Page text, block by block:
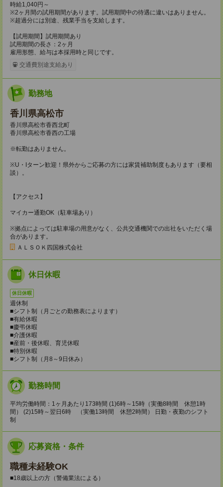
時給1,040円～
※2ヶ月間の試用期間があります。試用期間中の待遇に違いはありません。
※超過分には別途、残業手当を支給します。
【試用期間】試用期間あり
試用期間の長さ：2ヶ月
雇用形態、給与は本採用時と同じです。
交通費別途支給あり
勤務地
香川県高松市
香川県高松市香西北町
香川県高松市香西の工場
※転勤はありません。
※U・Iターン歓迎！県外からご応募の方には家賃補助制度もあります（要相
談）。
【アクセス】
マイカー通勤OK（駐車場あり）
※拠点によっては駐車場の用意がなく、公共交通機関での出社をいただく場
合があります。
ＡＬＳＯＫ四国株式会社
休日休暇
休日休暇
週休制
■シフト制（月ごとの勤務表によります）
■有給休暇
■慶弔休暇
■介護休暇
■産前・後休暇、育児休暇
■特別休暇
■シフト制（月8～9日休み）
勤務時間
平均労働時間：1ヶ月あたり173時間 (1)6時～15時（実働8時間 休憩1時
間） (2)15時～翌日6時 （実働13時間 休憩2時間） 日勤・夜勤のシフト
制
応募資格・条件
職種未経験OK
■18歳以上の方（警備業法による）